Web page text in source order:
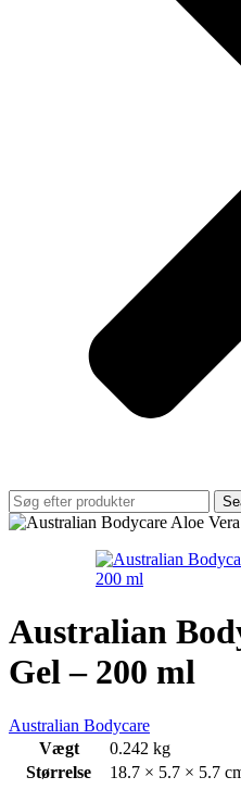
Australian
Gel – 200 ml
Australian Bodycare
Vægt
0.242 kg
Størrelse
18.7 × 5.7 × 5.7